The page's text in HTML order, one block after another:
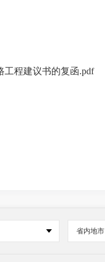
工程建议书的复函.pdf
省内地市